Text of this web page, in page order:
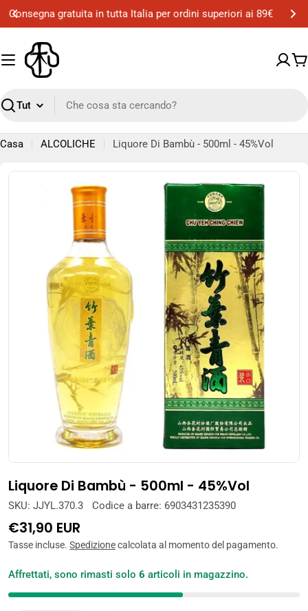
Vai
contenuto
Consegna gratuita a Milano per ordini superiori ai 50€
Ricerca
Casa ALCOLICHE Liquore Di Bambù - 500ml - 45%Vol
Passa
Apri supporto 0 in modalità modale
Liquore Di Bambù - 500ml - 45%Vol
SKU: JJYL.370.3 Codice a barre: 6903431235390
Prezzo
normale
€31,90 EUR
Tasse incluse. Spedizionecalcolata al momento del pagamento.
Affrettati, sono rimasti solo 6 articoli in magazzino.